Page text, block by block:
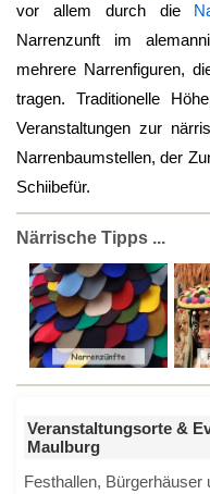
vor allem durch die
Narrenzunft im
mehrere Narrenfiguren,
tragen. Traditionelle
Veranstaltungen zur
Narrenbaumstellen, der
Schiibefür.
Närrische Tipps ...
Veranstaltungsorte &
Maulburg
Festhallen, Bürgerhäuser